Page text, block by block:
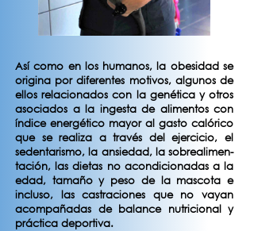
Así como en los humanos, la obesidad se
origina por diferentes motivos, algunos de
ellos relacionados con la genética y otros
asociados a la ingesta de alimentos con
índice energético mayor al gasto calórico
que se realiza a través del ejercicio, el
sedentarismo, la ansiedad, la sobrealimen-
tación, las dietas no acondicionadas a la
edad, tamaño y peso de la mascota e
incluso, las castraciones que no vayan
acompañadas de balance nutricional y
práctica deportiva.